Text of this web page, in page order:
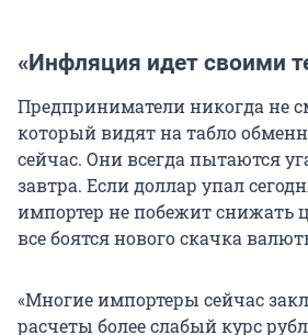
«Инфляция идет своими
Предприниматели никогда не
который видят на табло
сейчас. Они всегда пытаются
завтра. Если доллар упал
импортер не побежит снижать
все боятся нового скачка
«Многие импортеры сейчас
расчеты более слабый курс